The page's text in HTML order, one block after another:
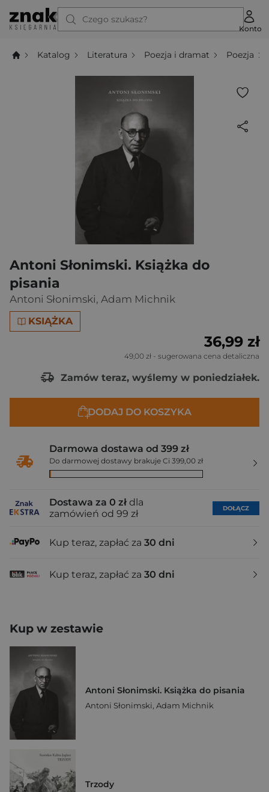
Czego szukasz?
Konto
Katalog Literatura Poezja i dramat Poezja
Antoni Słonimski. Książka do
pisania
Antoni Słonimski, Adam Michnik
KSIĄŻKA
36,99 zł
49,00 zł - sugerowana cena detaliczna
Zamów teraz, wyślemy w poniedziałek.
DODAJ DO KOSZYKA
Darmowa dostawa od 399 zł
Do darmowej dostawy brakuje Ci 399,00 zł
Dostawa za 0 zł dla
zamówień od 99 zł
DOŁĄCZ
Kup teraz, zapłać za 30 dni
Kup teraz, zapłać za 30 dni
Kup w zestawie
Antoni Słonimski. Książka do pisania
Antoni Słonimski, Adam Michnik
Trzody